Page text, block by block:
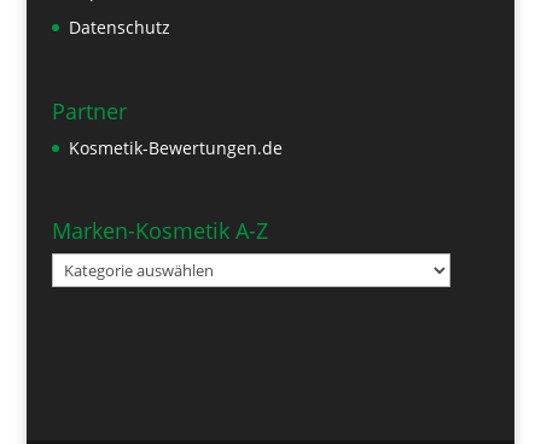
Datenschutz
Partner
Kosmetik-Bewertungen.de
Marken-Kosmetik A-Z